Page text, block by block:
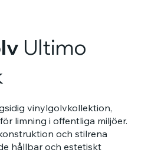
Ultimo
vinylgolvkollektion,
limning i offentliga miljöer.
och stilrena
hållbar och estetiskt